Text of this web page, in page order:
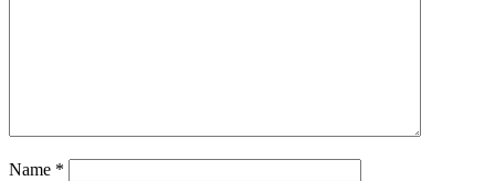
Name *